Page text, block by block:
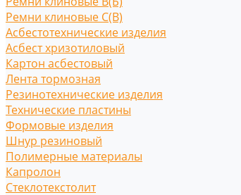
Ремни клиновые С(B)
Асбестотехнические изделия
Асбест хризотиловый
Картон асбестовый
Лента тормозная
Резинотехнические изделия
Технические пластины
Формовые изделия
Шнур резиновый
Полимерные материалы
Капролон
Стеклотекстолит